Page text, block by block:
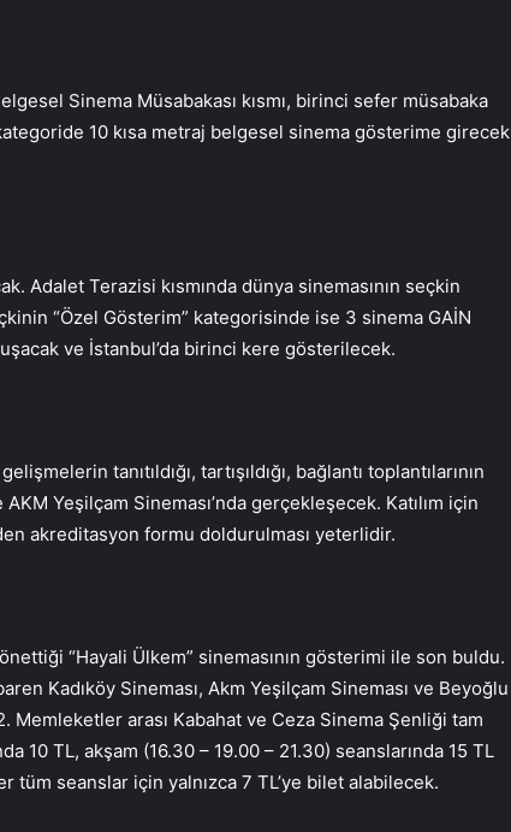
Sinema Müsabakası kısmı, birinci sefer müsabaka
10 kısa metraj belgesel sinema gösterime girecek
Adalet Terazisi kısmında dünya sinemasının seçkin
“Özel Gösterim” kategorisinde ise 3 sinema GAİN
ve İstanbul’da birinci kere gösterilecek.
tanıtıldığı, tartışıldığı, bağlantı toplantılarının
Yeşilçam Sineması’nda gerçekleşecek. Katılım için
akreditasyon formu doldurulması yeterlidir.
“Hayali Ülkem” sinemasının gösterimi ile son buldu.
Kadıköy Sineması, Akm Yeşilçam Sineması ve Beyoğlu
Memleketler arası Kabahat ve Ceza Sinema Şenliği tam
10 TL, akşam (16.30 – 19.00 – 21.30) seanslarında 15 TL
seanslar için yalnızca 7 TL’ye bilet alabilecek.